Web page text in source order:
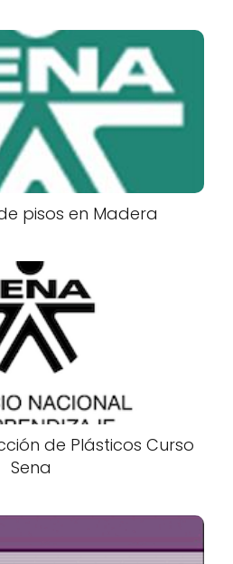
pisos en Madera
de Plásticos Curso
Sena